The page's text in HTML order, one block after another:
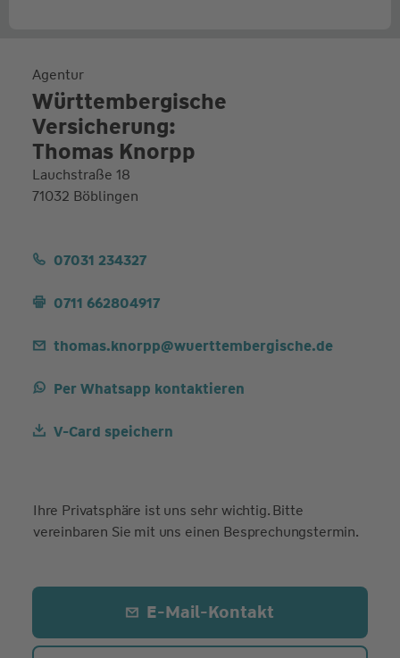
Agentur
Württembergische
Versicherung:
Thomas Knorpp
Lauchstraße 18
71032 Böblingen
07031 234327
0711 662804917
thomas.knorpp@wuerttembergische.de
Per Whatsapp kontaktieren
V-Card speichern
Ihre Privatsphäre ist uns sehr wichtig. Bitte
vereinbaren Sie mit uns einen Besprechungstermin.
E-Mail-Kontakt